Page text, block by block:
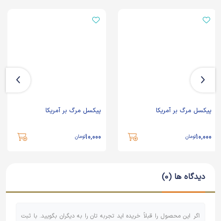
پیکسل مرگ بر آمریکا
10,000تومان
پیکسل مرگ بر آمریکا
10,000تومان
دیدگاه ها (0)
اگر این محصول را قبلاً خریده اید تجربه تان را به دیگران بگویید. با ثبت